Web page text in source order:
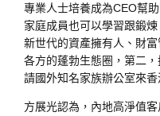
專業人士培養成為CEO幫
家庭成員也可以學習跟鍛
新世代的資產擁有人、財
各方的蓬勃生態圈，第二
請國外知名家族辦公室來
方展光認為，內地高淨值